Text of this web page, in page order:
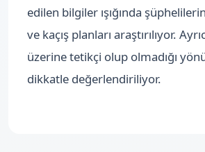
edilen bilgiler ışığında
ve kaçış planları araştırılıyor.
üzerine tetikçi olup olmadığı
dikkatle değerlendiriliyor.